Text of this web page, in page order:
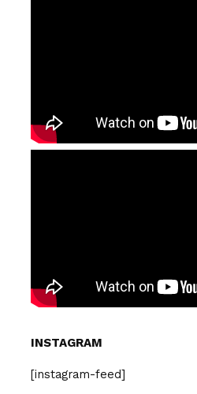
INSTAGRAM
[instagram-feed]